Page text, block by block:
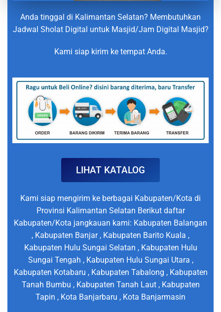
Anda tinggal di Kalimantan Selatan? Membutuhkan
Jadwal Sholat Digital untuk Masjid/Jam Digital Masjid?
Kami siap kirim ke tempat Anda.
LIHAT KATALOG
Kami siap mengirim ke berbagai Kabupaten/Kota di
Provinsi Kalimantan Selatan Berikut daftar
Kabupaten/Kota jangkauan kami: Kabupaten Balangan
, Kabupaten Banjar , Kabupaten Barito Kuala ,
Kabupaten Hulu Sungai Selatan , Kabupaten Hulu
Sungai Tengah , Kabupaten Hulu Sungai Utara ,
Kabupaten Kotabaru , Kabupaten Tabalong , Kabupaten
Tanah Bumbu , Kabupaten Tanah Laut , Kabupaten
Tapin , Kota Banjarbaru , Kota Banjarmasin